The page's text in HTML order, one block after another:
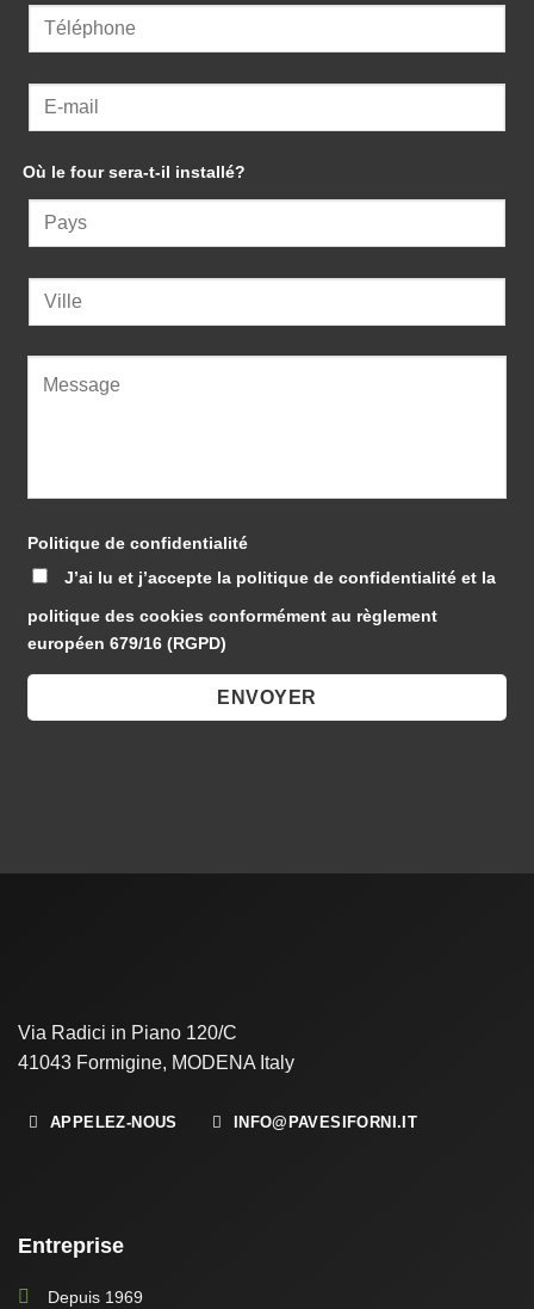
Où le four sera-t-il installé?
Politique de confidentialité
J’ai lu et j’accepte la politique de confidentialité et la
politique des cookies conformément au règlement
européen 679/16 (RGPD)
Via Radici in Piano 120/C
41043 Formigine, MODENA Italy
APPELEZ-NOUS INFO@PAVESIFORNI.IT
Entreprise
Depuis 1969